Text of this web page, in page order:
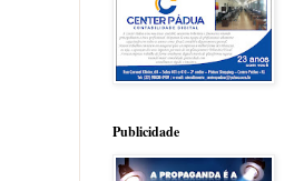
Publicidade